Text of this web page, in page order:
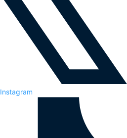
Instagram